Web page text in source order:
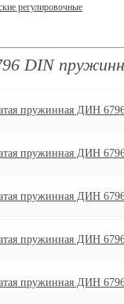
регулировочные
DIN
пружинная ДИН
пружинная ДИН
пружинная ДИН
пружинная ДИН
пружинная ДИН